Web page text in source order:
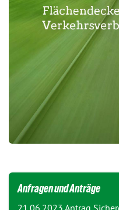
Anfragen und Anträge
21.06.2023 Antrag